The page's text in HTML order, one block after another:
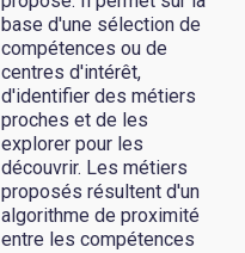
base d'une sélection de
compétences ou de
centres d'intérêt,
d'identifier des métiers
proches et de les
explorer pour les
découvrir. Les métiers
proposés résultent d'un
algorithme de proximité
entre les compétences